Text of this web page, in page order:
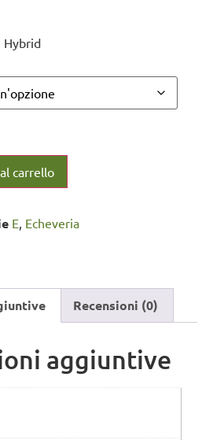
Hybrid
carrello
E, Echeveria
Recensioni (0)
aggiuntive